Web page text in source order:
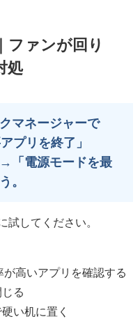
ファンが回り
処
マネージャーで
プリを終了」
「電源モードを最
。
試してください。
高いアプリを確認する
る
い机に置く